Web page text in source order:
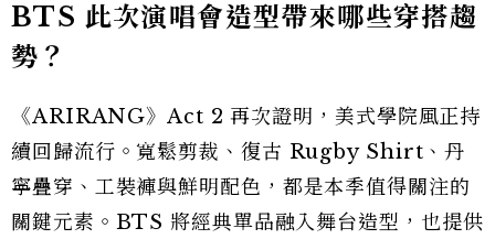
BTS 此次演唱會造型帶來哪些穿搭趨
勢？
《ARIRANG》Act 2 再次證明，美式學院風正持
續回歸流行。寬鬆剪裁、復古 Rugby Shirt、丹
寧疊穿、工裝褲與鮮明配色，都是本季值得關注的
關鍵元素。BTS 將經典單品融入舞台造型，也提供